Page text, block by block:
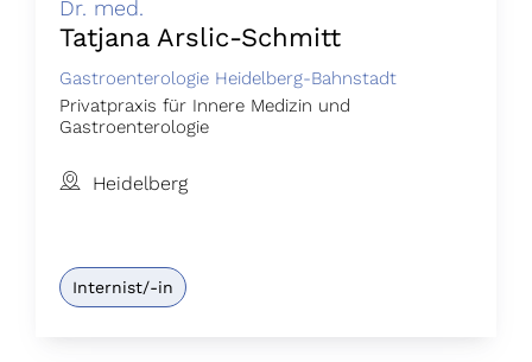
Dr. med.
Tatjana Arslic-Schmitt
Gastroenterologie Heidelberg-Bahnstadt
Privatpraxis für Innere Medizin und
Gastroenterologie
Heidelberg
Internist/-in